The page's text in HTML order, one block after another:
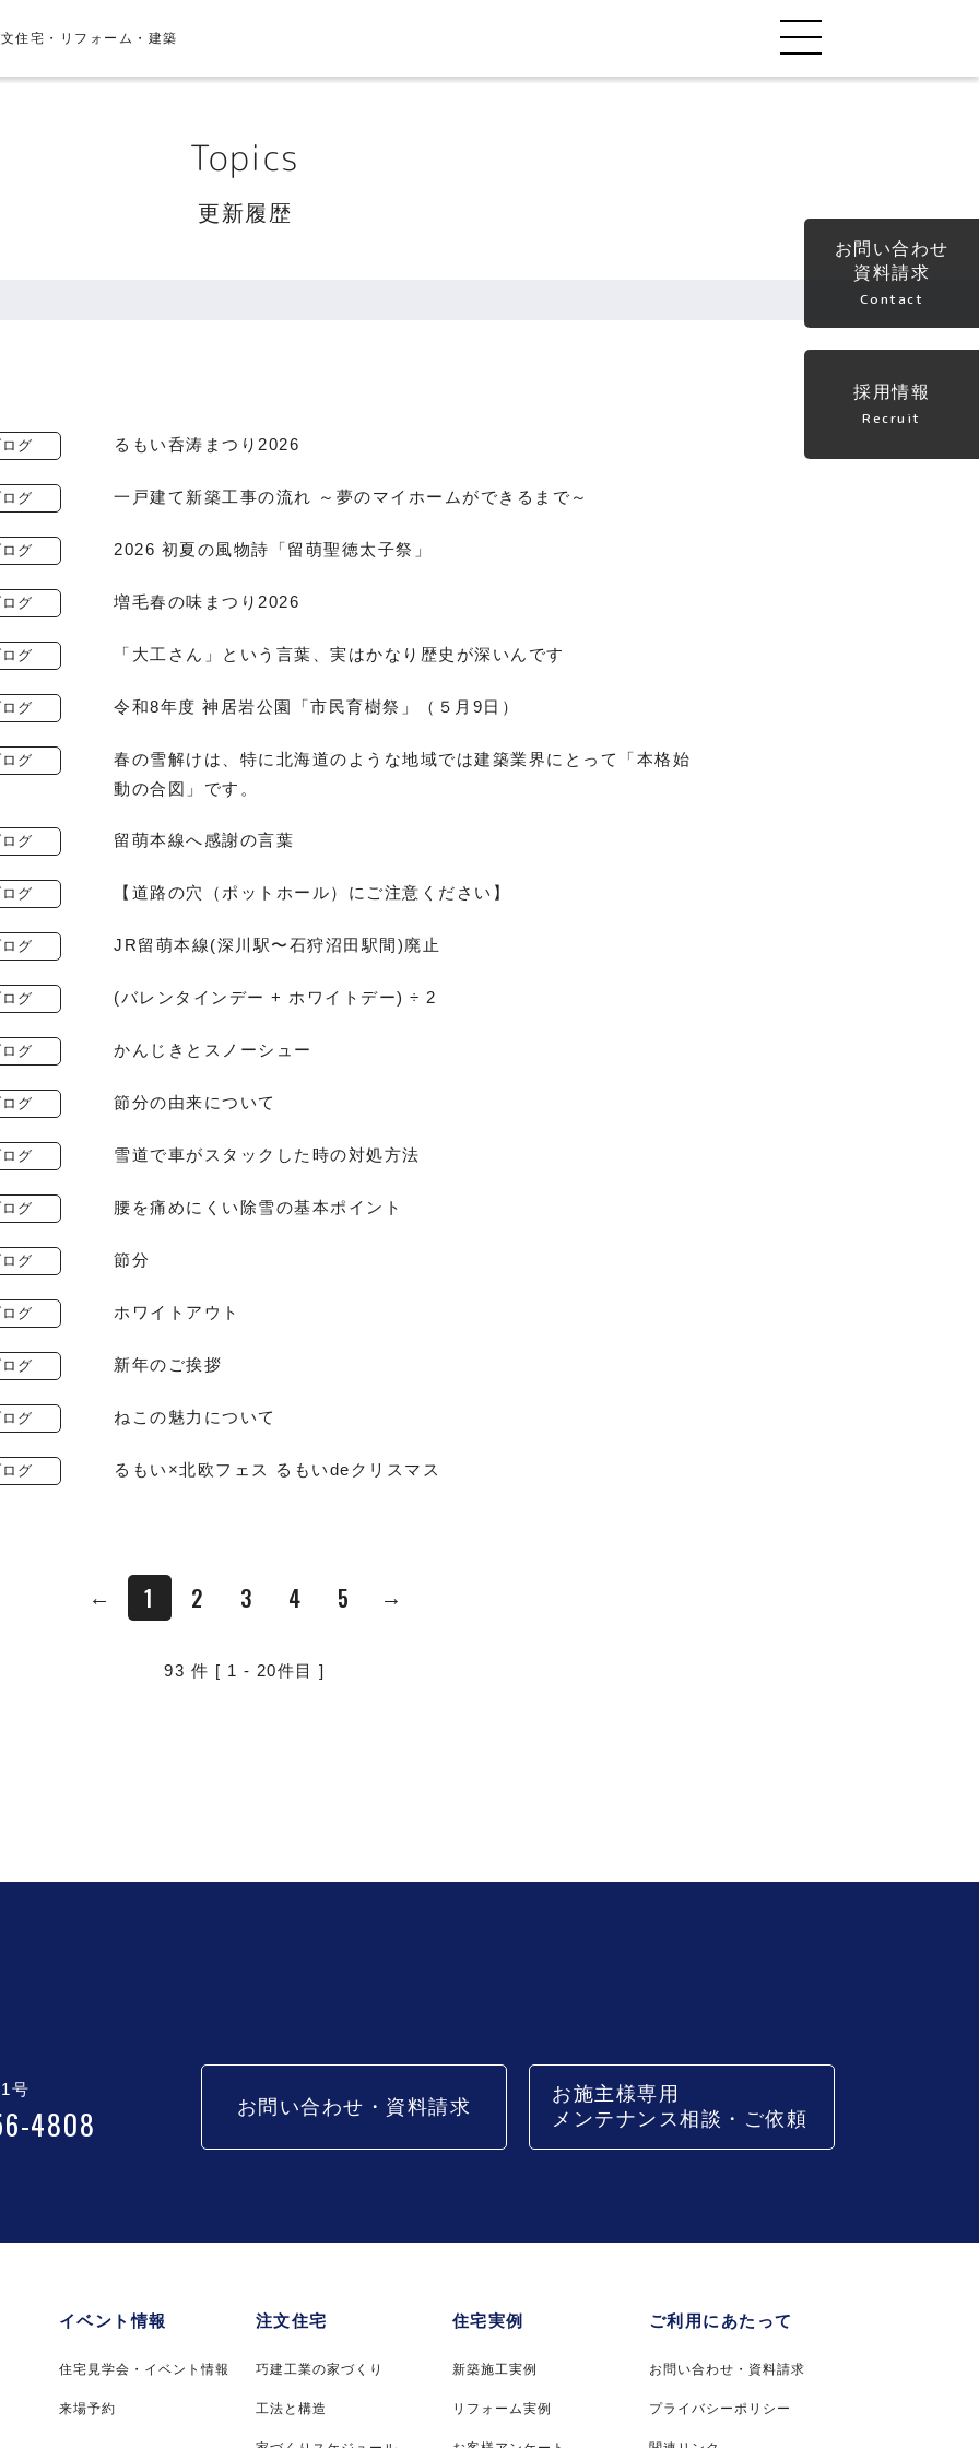
住宅・リフォーム・建築
Topics
更新履歴
グ るもい呑涛まつり2026
グ 一戸建て新築工事の流れ ～夢のマイホームができるまで～
グ 2026 初夏の風物詩「留萌聖徳太子祭」
グ 増毛春の味まつり2026
グ 「大工さん」という言葉、実はかなり歴史が深いんです
グ 令和8年度 神居岩公園「市民育樹祭」（５月9日）
グ
春の雪解けは、特に北海道のような地域では建築業界にとって「本格始
動の合図」です。
グ 留萌本線へ感謝の言葉
グ 【道路の穴（ポットホール）にご注意ください】
グ JR留萌本線(深川駅〜石狩沼田駅間)廃止
グ (バレンタインデー + ホワイトデー) ÷ 2
グ かんじきとスノーシュー
グ 節分の由来について
グ 雪道で車がスタックした時の対処方法
グ 腰を痛めにくい除雪の基本ポイント
グ 節分
グ ホワイトアウト
グ 新年のご挨拶
グ ねこの魅力について
グ るもい×北欧フェス るもいdeクリスマス
← 1 2 3 4 5 →
93 件 [ 1 - 20件目 ]
号
4808 お問い合わせ・資料請求
お施主様専用
メンテナンス相談・ご依頼
イベント情報
住宅見学会・イベント情報
来場予約
注文住宅
巧建工業の家づくり
工法と構造
住宅実例
新築施工実例
リフォーム実例
ご利用にあたって
お問い合わせ・資料請求
プライバシーポリシー
お問い合わせ
資料請求
Contact
採用情報
Recruit